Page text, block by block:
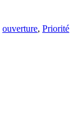
ouverture, Priorité